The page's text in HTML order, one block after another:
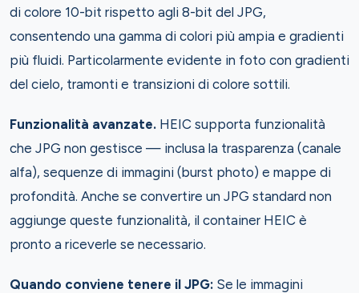
di colore 10-bit rispetto agli 8-bit del JPG,
consentendo una gamma di colori più ampia e gradienti
più fluidi. Particolarmente evidente in foto con gradienti
del cielo, tramonti e transizioni di colore sottili.
Funzionalità avanzate. HEIC supporta funzionalità
che JPG non gestisce — inclusa la trasparenza (canale
alfa), sequenze di immagini (burst photo) e mappe di
profondità. Anche se convertire un JPG standard non
aggiunge queste funzionalità, il container HEIC è
pronto a riceverle se necessario.
Quando conviene tenere il JPG: Se le immagini